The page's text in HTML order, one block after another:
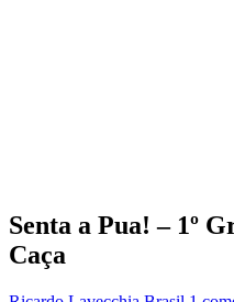
Senta a Pua! – 1º
Caça